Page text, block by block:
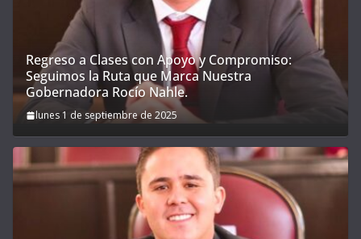
Regreso a Clases con Apoyo y Compromiso:
Seguimos la Ruta que Marca Nuestra
Gobernadora Rocío Nahle.
lunes 1 de septiembre de 2025